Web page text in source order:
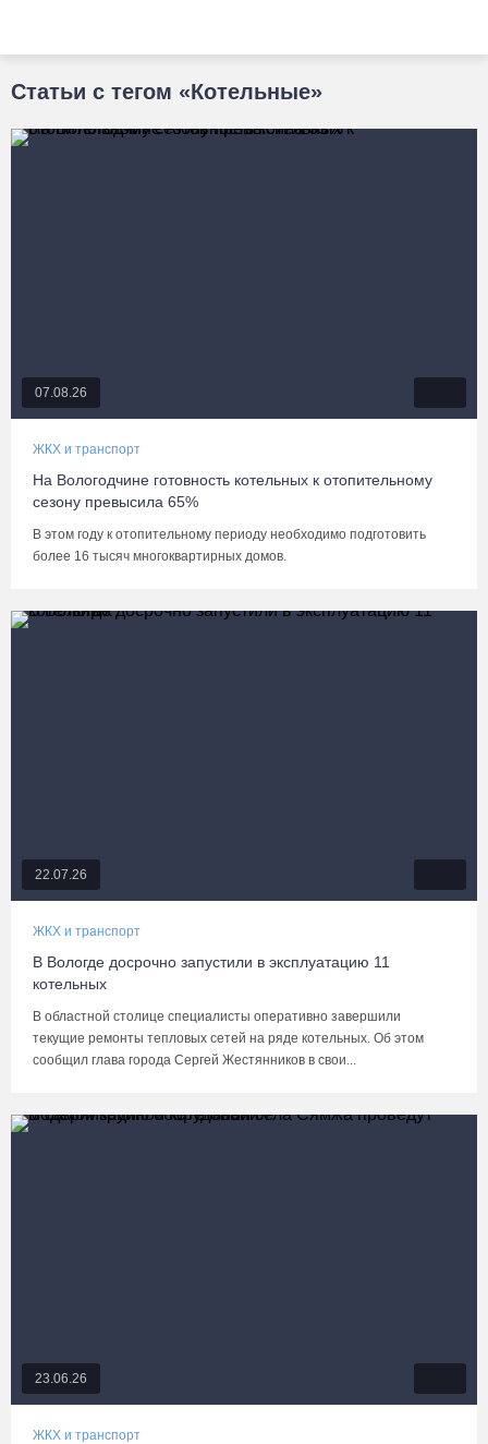
Статьи с тегом «Котельные»
07.08.26
ЖКХ и транспорт
На Вологодчине готовность котельных к отопительному
сезону превысила 65%
В этом году к отопительному периоду необходимо подготовить
более 16 тысяч многоквартирных домов.
22.07.26
ЖКХ и транспорт
В Вологде досрочно запустили в эксплуатацию 11
котельных
В областной столице специалисты оперативно завершили
текущие ремонты тепловых сетей на ряде котельных. Об этом
сообщил глава города Сергей Жестянников в свои...
23.06.26
ЖКХ и транспорт